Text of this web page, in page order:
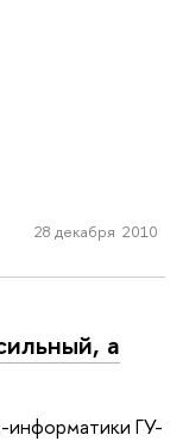
28 декабря 2010
а
информатики ГУ-